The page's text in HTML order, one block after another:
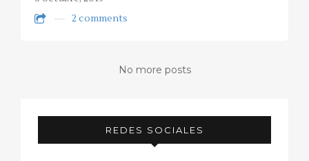
2 comments
No more posts
REDES SOCIALES